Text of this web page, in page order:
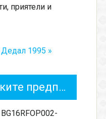
приятели и
1995 »